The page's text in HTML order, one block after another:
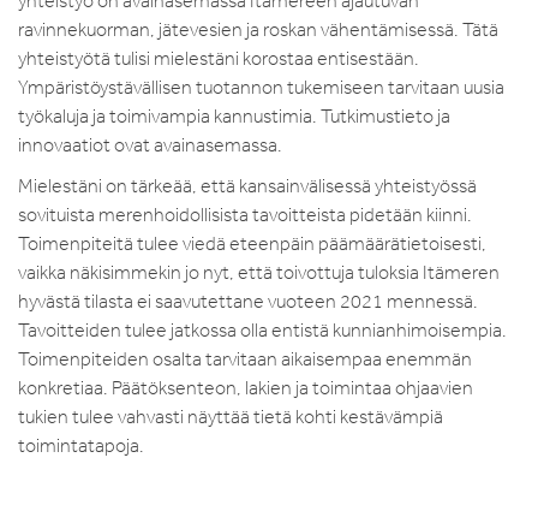
ravinnekuorman, jätevesien ja roskan vähentämisessä. Tätä
yhteistyötä tulisi mielestäni korostaa entisestään.
Ympäristöystävällisen tuotannon tukemiseen tarvitaan uusia
työkaluja ja toimivampia kannustimia. Tutkimustieto ja
innovaatiot ovat avainasemassa.
Mielestäni on tärkeää, että kansainvälisessä yhteistyössä
sovituista merenhoidollisista tavoitteista pidetään kiinni.
Toimenpiteitä tulee viedä eteenpäin päämäärätietoisesti,
vaikka näkisimmekin jo nyt, että toivottuja tuloksia Itämeren
hyvästä tilasta ei saavutettane vuoteen 2021 mennessä.
Tavoitteiden tulee jatkossa olla entistä kunnianhimoisempia.
Toimenpiteiden osalta tarvitaan aikaisempaa enemmän
konkretiaa. Päätöksenteon, lakien ja toimintaa ohjaavien
tukien tulee vahvasti näyttää tietä kohti kestävämpiä
toimintatapoja.